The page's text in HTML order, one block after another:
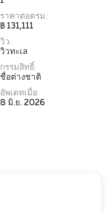
ราคาต่อตรม.:
฿ 131,111
วิว:
วิวทะเล
กรรมสิทธิ์:
ชื่อต่างชาติ
อัพเดทเมื่อ:
8 มิ.ย. 2026